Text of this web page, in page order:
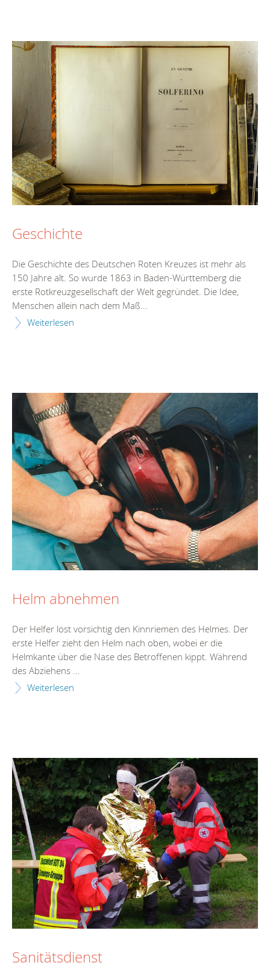
Geschichte
Die Geschichte des Deutschen Roten Kreuzes ist mehr als
150 Jahre alt. So wurde 1863 in Baden-Württemberg die
erste Rotkreuzgesellschaft der Welt gegründet. Die Idee,
Menschen allein nach dem Maß...
Weiterlesen
Helm abnehmen
Der Helfer löst vorsichtig den Kinnriemen des Helmes. Der
erste Helfer zieht den Helm nach oben, wobei er die
Helmkante über die Nase des Betroffenen kippt. Während
des Abziehens ...
Weiterlesen
Sanitätsdienst